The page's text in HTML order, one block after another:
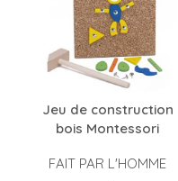
Jeu de construction
bois Montessori
FAIT PAR L'HOMME